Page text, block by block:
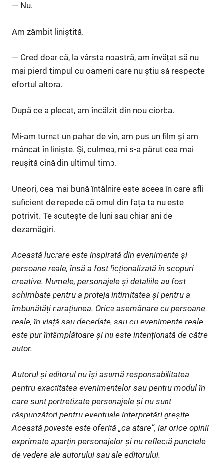
— Nu.
Am zâmbit liniștită.
— Cred doar că, la vârsta noastră, am învățat să nu
mai pierd timpul cu oameni care nu știu să respecte
efortul altora.
După ce a plecat, am încălzit din nou ciorba.
Mi-am turnat un pahar de vin, am pus un film și am
mâncat în liniște. Și, culmea, mi s-a părut cea mai
reușită cină din ultimul timp.
Uneori, cea mai bună întâlnire este aceea în care afli
suficient de repede că omul din fața ta nu este
potrivit. Te scutește de luni sau chiar ani de
dezamăgiri.
Această lucrare este inspirată din evenimente și
persoane reale, însă a fost ficționalizată în scopuri
creative. Numele, personajele și detaliile au fost
schimbate pentru a proteja intimitatea și pentru a
îmbunătăți narațiunea. Orice asemănare cu persoane
reale, în viață sau decedate, sau cu evenimente reale
este pur întâmplătoare și nu este intenționată de către
autor.
Autorul și editorul nu își asumă responsabilitatea
pentru exactitatea evenimentelor sau pentru modul în
care sunt portretizate personajele și nu sunt
răspunzători pentru eventuale interpretări greșite.
Această poveste este oferită „ca atare”, iar orice opinii
exprimate aparțin personajelor și nu reflectă punctele
de vedere ale autorului sau ale editorului.